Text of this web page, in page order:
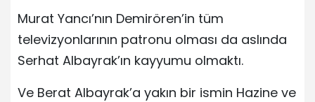
Murat Yancı’nın Demirören’in tüm
televizyonlarının patronu olması da aslında
Serhat Albayrak’ın kayyumu olmaktı.
Ve Berat Albayrak’a yakın bir ismin Hazine ve